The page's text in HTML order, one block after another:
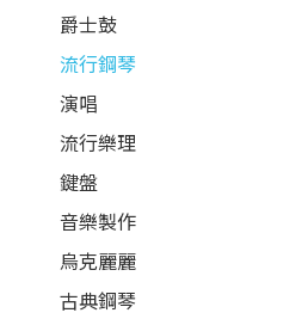
爵士鼓
流行鋼琴
演唱
流行樂理
鍵盤
音樂製作
烏克麗麗
古典鋼琴